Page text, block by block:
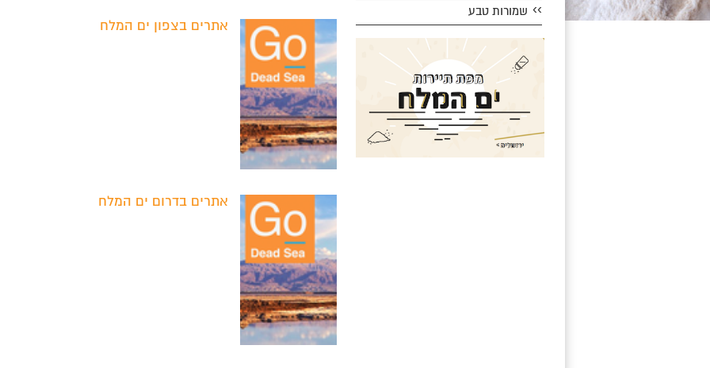
›› שמורות טבע
אתרים בצפון ים המלח
אתרים בדרום ים המלח